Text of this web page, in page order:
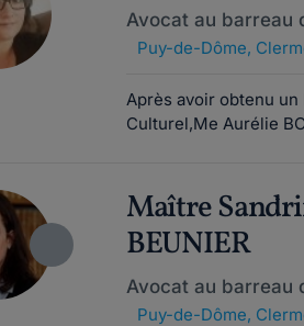
Avocat au barreau
Puy-de-Dôme,
Après avoir obtenu
Culturel,Me Aurélie
Maître
BEUNIER
Avocat au barreau
Puy-de-Dôme,